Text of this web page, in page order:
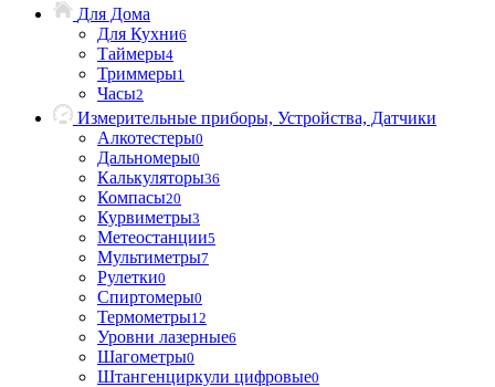
Для Дома
Для Кухни6
Таймеры4
Триммеры1
Часы2
Измерительные приборы, Устройства, Датчики
Алкотестеры0
Дальномеры0
Калькуляторы36
Компасы20
Курвиметры3
Метеостанции5
Мультиметры7
Рулетки0
Спиртомеры0
Термометры12
Уровни лазерные6
Шагометры0
Штангенциркули цифровые0